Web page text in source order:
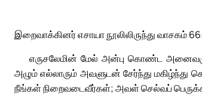
இறைவாக்கினர் எசாயா நூலிலிருந்து வாசகம்
எருசலேமின் மேல் அன்பு கொண்ட
அழும் எல்லாரும் அவளுடன் சேர்ந்து மகிழ்ந்து
நீங்கள் நிறைவடைவீர்கள்; அவள் செல்வப்